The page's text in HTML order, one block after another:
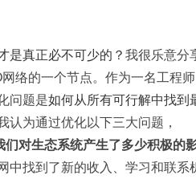
是真正必不可少的？我很乐意分
络的一个节点。作为一名工程师
问题是如何从所有可行解中找到
为通过优化以下三大问题，
们对生态系统产生了多少积极的
中找到了新的收入、学习和联系